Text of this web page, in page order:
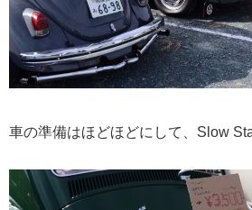
車の準備はほどほどにして、Slow